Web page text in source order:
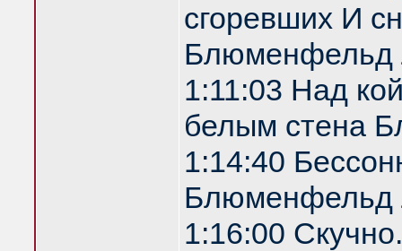
сгоревших И
Блюменфельд
1:11:03 Над
белым стена
1:14:40
Блюменфельд
1:16:00